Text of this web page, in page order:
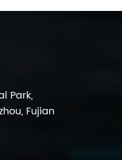
Park,
Fujian